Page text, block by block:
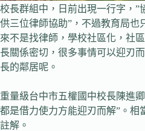
校長群組中，日前出現一行字，”
供三位律師協助”，不過教育局也
來不是找律師，學校社區化，社
長關係密切，很多事情可以迎刃
長的鄰居呢。
重量級台中市五權國中校長陳進
都是借力使力方能迎刃而解”。相
註解。